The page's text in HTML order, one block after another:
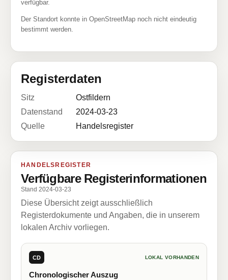
verfügbar.
Der Standort konnte in OpenStreetMap noch nicht eindeutig
bestimmt werden.
Registerdaten
Sitz
Ostfildern
Datenstand
2024-03-23
Quelle
Handelsregister
HANDELSREGISTER
Verfügbare Registerinformationen
Stand 2024-03-23
Diese Übersicht zeigt ausschließlich
Registerdokumente und Angaben, die in unserem
lokalen Archiv vorliegen.
CD LOKAL VORHANDEN
Chronologischer Auszug